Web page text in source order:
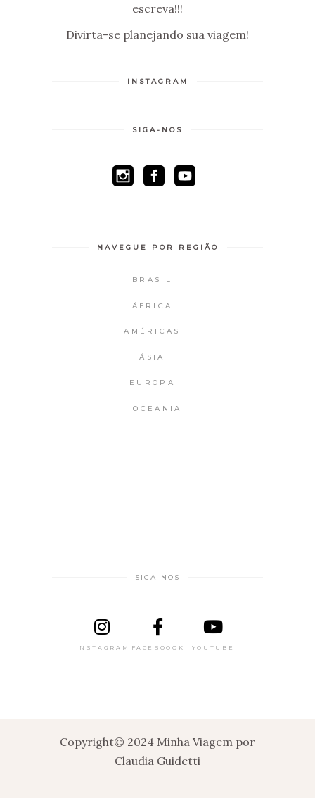
escreva!!!
Divirta-se planejando sua viagem!
INSTAGRAM
SIGA-NOS
NAVEGUE POR REGIÃO
BRASIL
ÁFRICA
AMÉRICAS
ÁSIA
EUROPA
OCEANIA
SIGA-NOS
INSTAGRAM FACEBOOOK YOUTUBE
Copyright© 2024 Minha Viagem por
Claudia Guidetti